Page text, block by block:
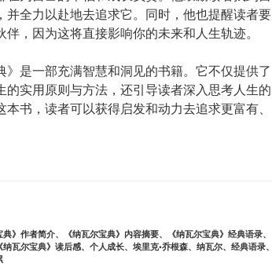
并全力以赴地去追求它。同时，他也提醒读者要
，因为这将直接影响你的未来和人生轨迹。
》是一部充满智慧和洞见的书籍。它不仅提供了
的实用原则与方法，还引导读者深入思考人生的
书，读者可以获得启发和动力去追求更富有、
典》作者简介、 《纳瓦尔宝典》内容摘要、 《纳瓦尔宝典》经典语录、
《纳瓦尔宝典》读后感、 个人成长、 埃里克•乔根森、 纳瓦尔、 经典语录、